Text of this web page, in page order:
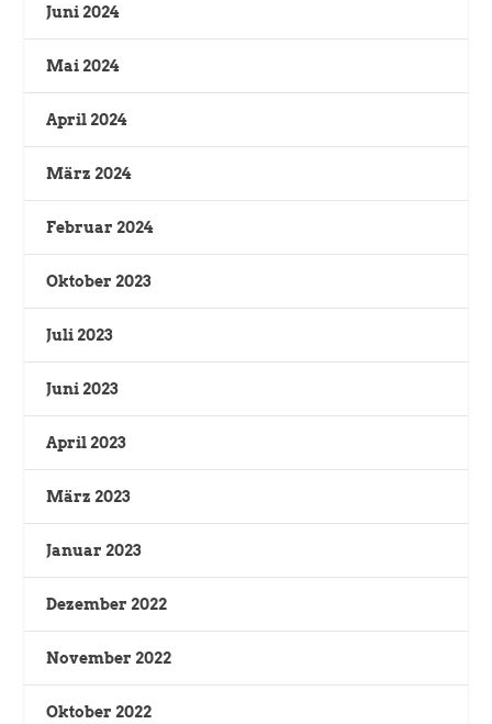
Juni 2024
Mai 2024
April 2024
März 2024
Februar 2024
Oktober 2023
Juli 2023
Juni 2023
April 2023
März 2023
Januar 2023
Dezember 2022
November 2022
Oktober 2022